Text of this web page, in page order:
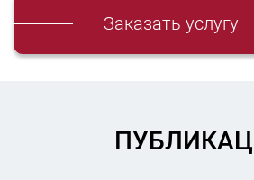
Заказать услугу